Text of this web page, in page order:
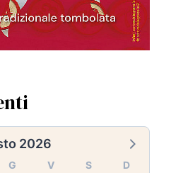
2026
G V S
D